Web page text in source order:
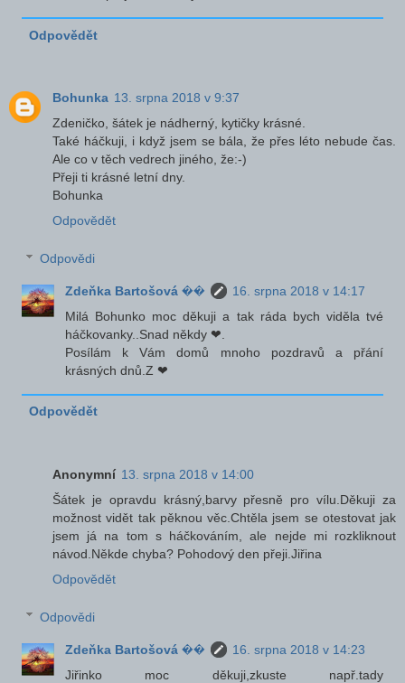
Odpovědět
Bohunka 13. srpna 2018 v 9:37
Zdeničko, šátek je nádherný, kytičky krásné.
Také háčkuji, i když jsem se bála, že přes léto nebude čas.
Ale co v těch vedrech jiného, že:-)
Přeji ti krásné letní dny.
Bohunka
Odpovědět
Odpovědi
Zdeňka Bartošová ��
16. srpna 2018 v 14:17
Milá Bohunko moc děkuji a tak ráda bych viděla tvé
háčkovanky..Snad někdy ❤.
Posílám k Vám domů mnoho pozdravů a přání
krásných dnů.Z ❤
Odpovědět
Anonymní 13. srpna 2018 v 14:00
Šátek je opravdu krásný,barvy přesně pro vílu.Děkuji za
možnost vidět tak pěknou věc.Chtěla jsem se otestovat jak
jsem já na tom s háčkováním, ale nejde mi rozkliknout
návod.Někde chyba? Pohodový den přeji.Jiřina
Odpovědět
Odpovědi
Zdeňka Bartošová ��
16. srpna 2018 v 14:23
Jiřinko moc děkuji,zkuste např.tady